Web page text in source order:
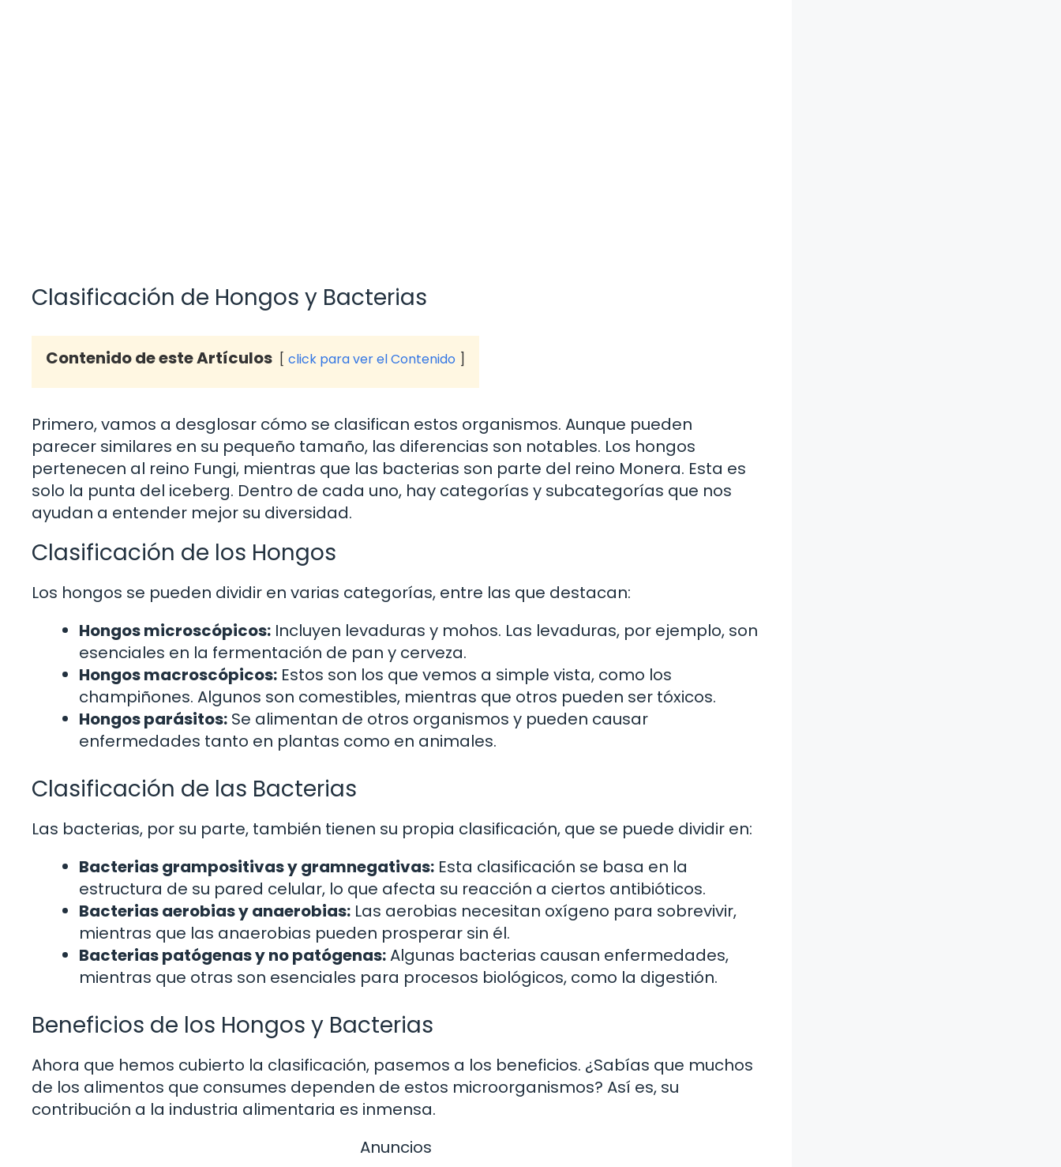
Clasificación de Hongos y Bacterias
Contenido de este Artículos click para ver el Contenido
Primero, vamos a desglosar cómo se clasifican estos organismos. Aunque pueden
parecer similares en su pequeño tamaño, las diferencias son notables. Los hongos
pertenecen al reino Fungi, mientras que las bacterias son parte del reino Monera. Esta es
solo la punta del iceberg. Dentro de cada uno, hay categorías y subcategorías que nos
ayudan a entender mejor su diversidad.
Clasificación de los Hongos
Los hongos se pueden dividir en varias categorías, entre las que destacan:
Hongos microscópicos: Incluyen levaduras y mohos. Las levaduras, por ejemplo, son
esenciales en la fermentación de pan y cerveza.
Hongos macroscópicos: Estos son los que vemos a simple vista, como los
champiñones. Algunos son comestibles, mientras que otros pueden ser tóxicos.
Hongos parásitos: Se alimentan de otros organismos y pueden causar
enfermedades tanto en plantas como en animales.
Clasificación de las Bacterias
Las bacterias, por su parte, también tienen su propia clasificación, que se puede dividir en:
Bacterias grampositivas y gramnegativas: Esta clasificación se basa en la
estructura de su pared celular, lo que afecta su reacción a ciertos antibióticos.
Bacterias aerobias y anaerobias: Las aerobias necesitan oxígeno para sobrevivir,
mientras que las anaerobias pueden prosperar sin él.
Bacterias patógenas y no patógenas:Algunas bacterias causan enfermedades,
mientras que otras son esenciales para procesos biológicos, como la digestión.
Beneficios de los Hongos y Bacterias
Ahora que hemos cubierto la clasificación, pasemos a los beneficios. ¿Sabías que muchos
de los alimentos que consumes dependen de estos microorganismos? Así es, su
contribución a la industria alimentaria es inmensa.
Anuncios